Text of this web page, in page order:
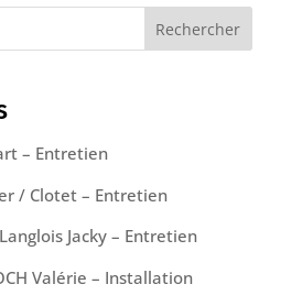
Rechercher
– Entretien
/ Clotet – Entretien
Jacky – Entretien
Valérie – Installation